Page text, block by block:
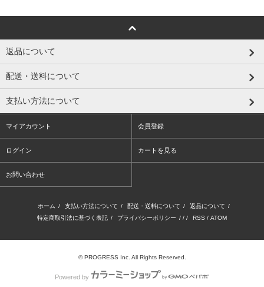
返品について
配送・送料について
支払い方法について
マイアカウント 会員登録
ログイン カートを見る
お問い合わせ
ホーム / 支払い方法について / 配送・送料について / 返品について /
特定商取引法に基づく表記 / プライバシーポリシー / / / RSS / ATOM
© PROGRESS Inc. All Rights Reserved.
Powered by